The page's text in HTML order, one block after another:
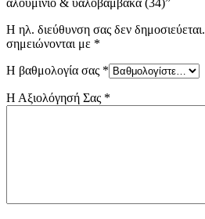
Η ηλ. διεύθυνση σας δεν δημοσιεύεται.
σημειώνονται με *
Η βαθμολογία σας *
Η Αξιολόγησή Σας *